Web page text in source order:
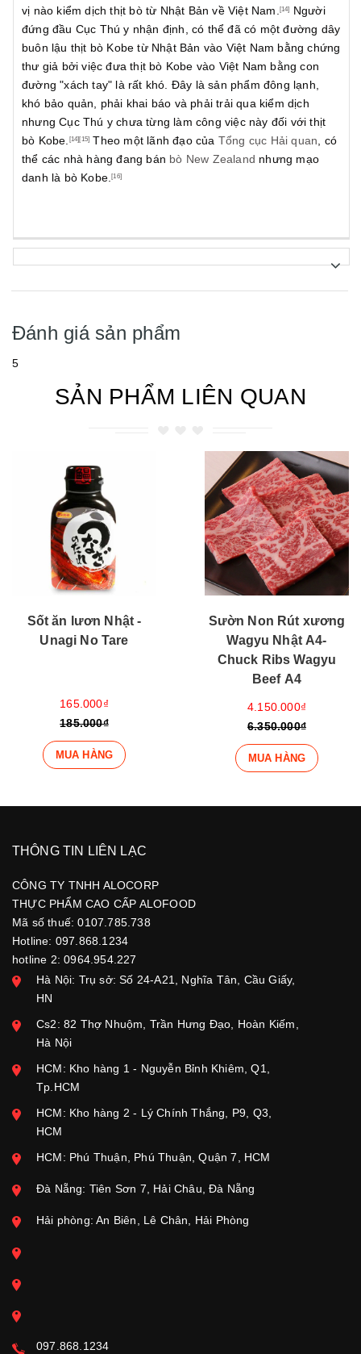
vị nào kiểm dịch thịt bò từ Nhật Bản về Việt Nam. [14] Người
đứng đầu Cục Thú y nhận định, có thể đã có một đường dây
buôn lậu thịt bò Kobe từ Nhật Bản vào Việt Nam bằng chứng
thư giả bởi việc đưa thịt bò Kobe vào Việt Nam bằng con
đường "xách tay" là rất khó. Đây là sản phẩm đông lạnh,
khó bảo quản, phải khai báo và phải trải qua kiểm dịch
nhưng Cục Thú y chưa từng làm công việc này đối với thịt
bò Kobe. [14][15] Theo một lãnh đạo của Tổng cục Hải quan , có
thể các nhà hàng đang bán bò New Zealand nhưng mạo
danh là bò Kobe.[16]
Đánh giá sản phẩm
5
SẢN PHẨM LIÊN QUAN
Sốt ăn lươn Nhật -
Unagi No Tare
165.000₫
185.000₫
MUA HÀNG
Sườn Non Rút xương
Wagyu Nhật A4-
Chuck Ribs Wagyu
Beef A4
4.150.000₫
6.350.000₫
MUA HÀNG
THÔNG TIN LIÊN LẠC
CÔNG TY TNHH ALOCORP
THỰC PHẨM CAO CẤP ALOFOOD
Mã số thuế: 0107.785.738
Hotline: 097.868.1234
hotline 2: 0964.954.227
Hà Nội: Trụ sở: Số 24-A21, Nghĩa Tân, Cầu Giấy,
HN
Cs2: 82 Thợ Nhuộm, Trần Hưng Đạo, Hoàn Kiếm,
Hà Nội
HCM: Kho hàng 1 - Nguyễn Bỉnh Khiêm, Q1,
Tp.HCM
HCM: Kho hàng 2 - Lý Chính Thắng, P9, Q3,
HCM
HCM: Phú Thuận, Phú Thuận, Quận 7, HCM
Đà Nẵng: Tiên Sơn 7, Hải Châu, Đà Nẵng
Hải phòng: An Biên, Lê Chân, Hải Phòng
097.868.1234